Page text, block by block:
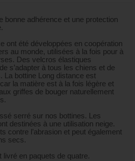
bonne adhérence et une protection
ont été développées en coopération
au monde, utilisées à la fois pour à
Des velcros élastiques
s’adapter à tous les chiens et de
La bottine Long distance est
la matière est à la fois légère et
griffes de bouger naturellement
serré sur nos bottines. Les
destinées à une utilisation neige.
contre l’abrasion et peut également
secs.
livré en paquets de quatre.